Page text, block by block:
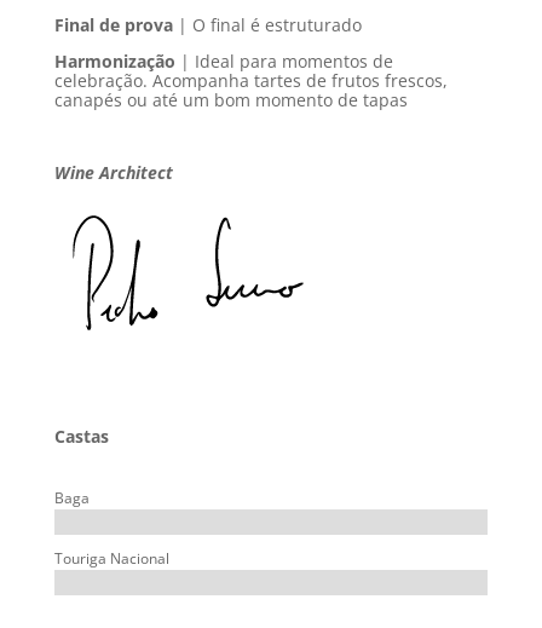
Final de prova| O final é estruturado
Harmonização | Ideal para momentos de
celebração. Acompanha tartes de frutos frescos,
canapés ou até um bom momento de tapas
Wine Architect
Castas
Baga
Touriga Nacional